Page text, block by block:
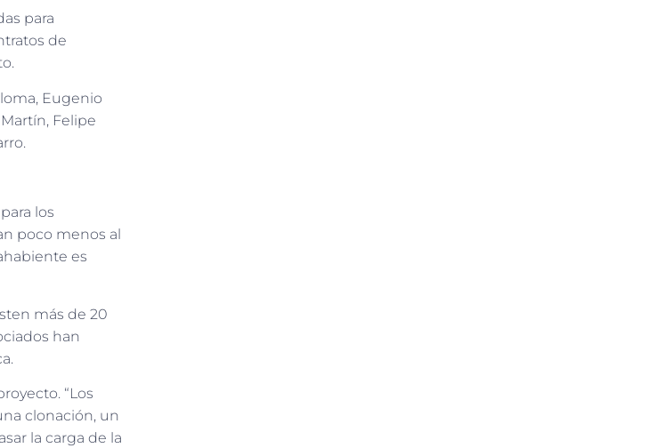
para
de
Eugenio
Felipe
los
poco menos al
es
más de 20
han
“Los
clonación, un
la carga de la